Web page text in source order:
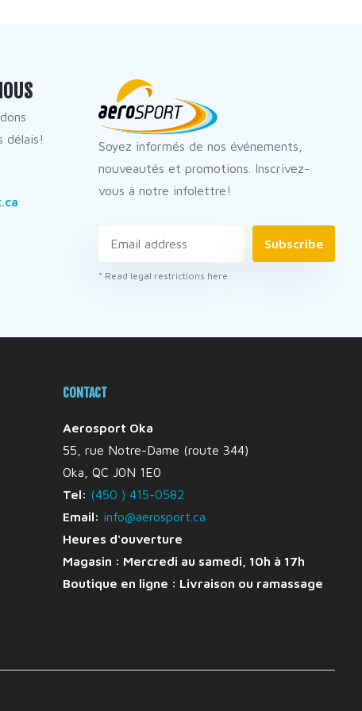
délais!
Soyez informés de nos événements,
nouveautés et promotions. Inscrivez-
vous à notre infolettre!
Subscribe
* Read legal restrictions here
CONTACT
Aerosport Oka
55, rue Notre-Dame (route 344)
Oka, QC J0N 1E0
Tel: (450 ) 415-0582
Email: info@aerosport.ca
Heures d'ouverture
Magasin : Mercredi au samedi, 10h à 17h
Boutique en ligne : Livraison ou ramassage